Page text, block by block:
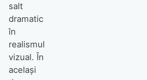
salt
dramatic
în
realismul
vizual. În
același